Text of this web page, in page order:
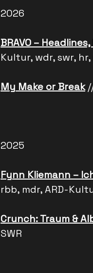
2026
BRAVO –
Kultur, wdr, swr,
My Make or Break
2025
Fynn Kliemann –
rbb, mdr, ARD-
Crunch: Traum &
SWR